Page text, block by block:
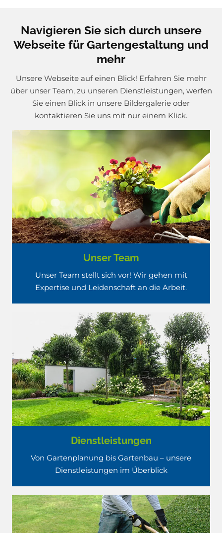
Navigieren Sie sich durch unsere
Webseite für Gartengestaltung und
mehr
Unsere Webseite auf einen Blick! Erfahren Sie mehr
über unser Team, zu unseren Dienstleistungen, werfen
Sie einen Blick in unsere Bildergalerie oder
kontaktieren Sie uns mit nur einem Klick.
Unser Team
Unser Team stellt sich vor! Wir gehen mit
Expertise und Leidenschaft an die Arbeit.
Dienstleistungen
Von Gartenplanung bis Gartenbau – unsere
Dienstleistungen im Überblick